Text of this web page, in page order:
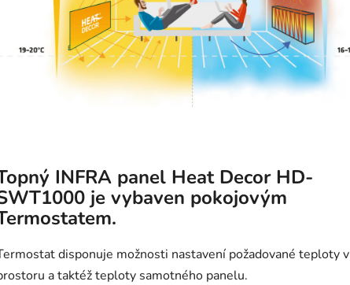
INFRA panel Heat Decor HD-
je vybaven pokojovým
disponuje možnosti nastavení požadované teploty v
a taktéž teploty samotného panelu.